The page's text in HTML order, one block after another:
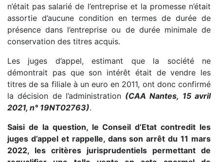
n’était pas salarié de l’entreprise et la promesse n’était
assortie d’aucune condition en termes de durée de
présence dans l’entreprise ou de durée minimale de
conservation des titres acquis.
Les juges d’appel, estimant que la société ne
démontrait pas que son intérêt était de vendre les
titres de sa filiale à un euro en 2011, ont donc confirmé
la décision de l’administration (CAA Nantes, 15 avril
2021, n° 19NT02763).
Saisi de la question, le Conseil d’Etat contredit les
juges d’appel et rappelle, dans son arrêt du 11 mars
2022, les critères jurisprudentiels permettant de